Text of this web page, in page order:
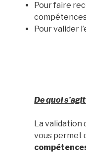
Pour faire
Pour valider
De quoi
La validation
vous permet